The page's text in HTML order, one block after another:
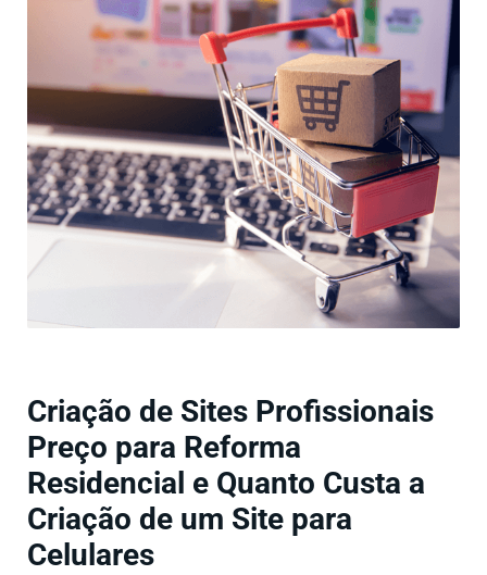
Criação de Sites Profissionais
Preço para Reforma
Residencial e Quanto Custa a
Criação de um Site para
Celulares